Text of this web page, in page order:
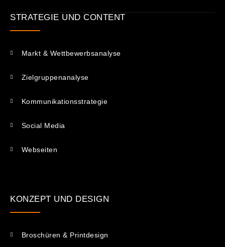
STRATEGIE UND CONTENT
Markt & Wettbewerbsanalyse
Zielgruppenanalyse
Kommunikations­strategie
Social Media
Webseiten
KONZEPT UND DESIGN
Broschüren & Printdesign